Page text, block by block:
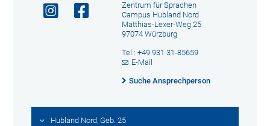
Zentrum für Sprachen
Campus Hubland Nord
Matthias-Lexer-Weg 25
97074 Würzburg
Tel.: +49 931 31-85659
E-Mail
Suche Ansprechperson
Hubland Nord, Geb. 25